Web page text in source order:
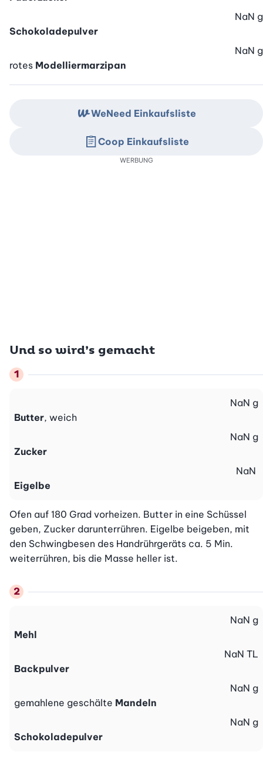
Schokoladepulver
NaN g
rotes Modelliermarzipan
NaN g
Und so wird’s gemacht
Butter, weich
NaN g
Zucker
NaN g
Eigelbe
NaN
Ofen auf 180 Grad vorheizen. Butter in eine Schüssel
geben, Zucker darunterrühren. Eigelbe beigeben, mit
den Schwingbesen des Handrührgeräts ca. 5 Min.
weiterrühren, bis die Masse heller ist.
Mehl
NaN g
Backpulver
NaN TL
gemahlene geschälte Mandeln
NaN g
Schokoladepulver
NaN g
WeNeed Einkaufsliste
Coop Einkaufsliste
WERBUNG